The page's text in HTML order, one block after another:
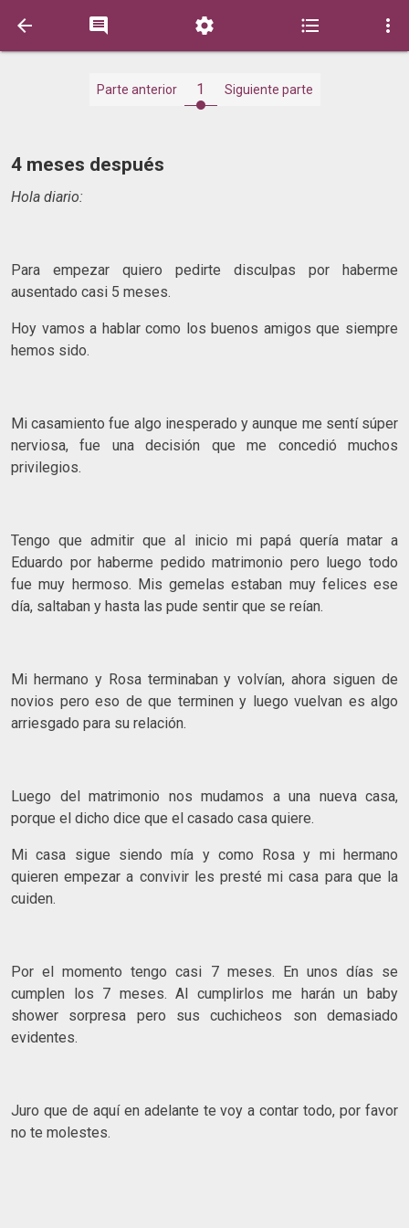
    
Parte anterior 1 Siguiente parte
4 meses después
Hola diario:
Para empezar quiero pedirte disculpas por haberme
ausentado casi 5 meses.
Hoy vamos a hablar como los buenos amigos que siempre
hemos sido.
Mi casamiento fue algo inesperado y aunque me sentí súper
nerviosa, fue una decisión que me concedió muchos
privilegios.
Tengo que admitir que al inicio mi papá quería matar a
Eduardo por haberme pedido matrimonio pero luego todo
fue muy hermoso. Mis gemelas estaban muy felices ese
día, saltaban y hasta las pude sentir que se reían.
Mi hermano y Rosa terminaban y volvían, ahora siguen de
novios pero eso de que terminen y luego vuelvan es algo
arriesgado para su relación.
Luego del matrimonio nos mudamos a una nueva casa,
porque el dicho dice que el casado casa quiere.
Mi casa sigue siendo mía y como Rosa y mi hermano
quieren empezar a convivir les presté mi casa para que la
cuiden.
Por el momento tengo casi 7 meses. En unos días se
cumplen los 7 meses. Al cumplirlos me harán un baby
shower sorpresa pero sus cuchicheos son demasiado
evidentes.
Juro que de aquí en adelante te voy a contar todo, por favor
no te molestes.